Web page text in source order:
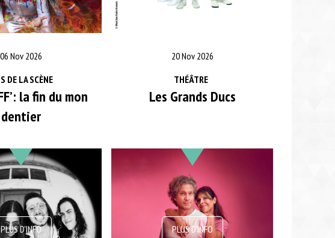
06 Nov 2026
DE LA SCÈNE
la fin du mon
dentier
20 Nov 2026
THÉÂTRE
Les Grands Ducs